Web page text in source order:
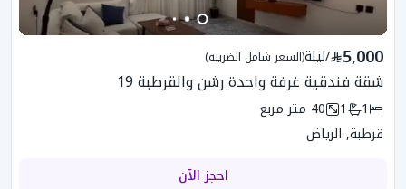
5,000
/ليلة(السعر شامل الضريبه)
شقة فندقية غرفة واحدة رشن والقرطبة 19
1
1
40 متر مربع
قرطبة, الرياض
احجز الآن